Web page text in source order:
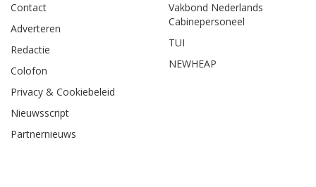
Contact
Adverteren
Redactie
Colofon
Privacy & Cookiebeleid
Nieuwsscript
Partnernieuws
Vakbond Nederlands
Cabinepersoneel
TUI
NEWHEAP